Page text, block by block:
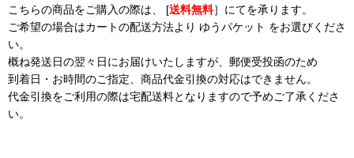
こちらの商品をご購入の際は、 [送料無料］にてを承ります。
ご希望の場合はカートの配送方法より ゆうパケット をお選びくださ
い。
概ね発送日の翌々日にお届けいたしますが、郵便受投函のため
到着日・お時間のご指定、商品代金引換の対応はできません。
代金引換をご利用の際は宅配送料となりますので予めご了承くださ
い。